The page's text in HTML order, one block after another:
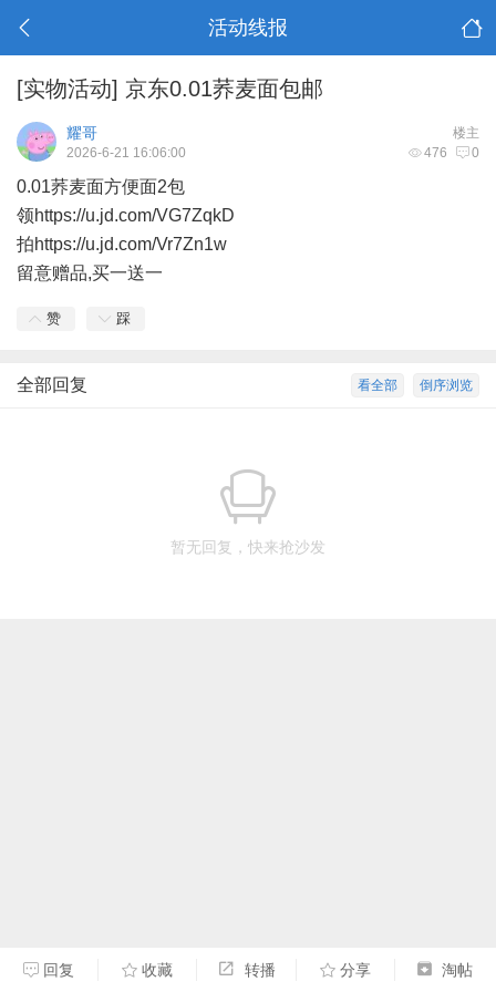
活动线报
[实物活动] 京东0.01荞麦面包邮
楼主
耀哥
476 0
2026-6-21 16:06:00
0.01荞麦面方便面2包
领https://u.jd.com/VG7ZqkD
拍https://u.jd.com/Vr7Zn1w
留意赠品,买一送一
赞 踩
倒序浏览
看全部
全部回复
暂无回复，快来抢沙发
回复 收藏 转播 分享 淘帖